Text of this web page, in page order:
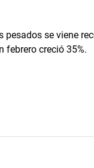
pesados se viene
febrero creció 35%.